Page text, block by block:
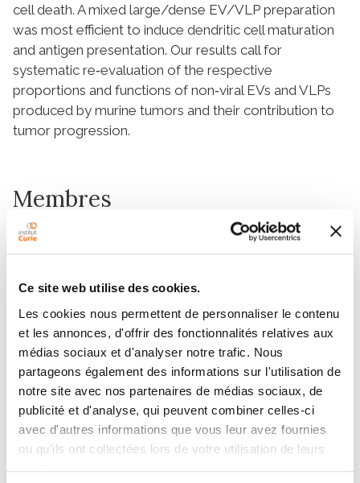
Ce site web utilise des cookies.
Les cookies nous permettent de personnaliser le contenu
et les annonces, d'offrir des fonctionnalités relatives aux
médias sociaux et d'analyser notre trafic. Nous
partageons également des informations sur l'utilisation de
notre site avec nos partenaires de médias sociaux, de
publicité et d'analyse, qui peuvent combiner celles-ci
avec d'autres informations que vous leur avez fournies
ou qu'ils ont collectées lors de votre utilisation de leurs
cell death. A mixed large/dense EV/VLP preparation
was most efficient to induce dendritic cell maturation
and antigen presentation. Our results call for
systematic re‐evaluation of the respective
proportions and functions of non‐viral EVs and VLPs
produced by murine tumors and their contribution to
tumor progression.
Membres
CLOTILDE
THERY
Inserm
PATRICK
POULLET
Ingénieur de recherche